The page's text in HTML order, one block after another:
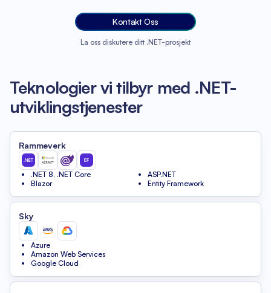
Kontakt Oss
La oss diskutere ditt .NET-prosjekt
Teknologier vi tilbyr med .NET-
utviklingstjenester
Rammeverk
.NET 8, .NET Core
ASP.NET
Blazor
Entity Framework
Sky
Azure
Amazon Web Services
Google Cloud